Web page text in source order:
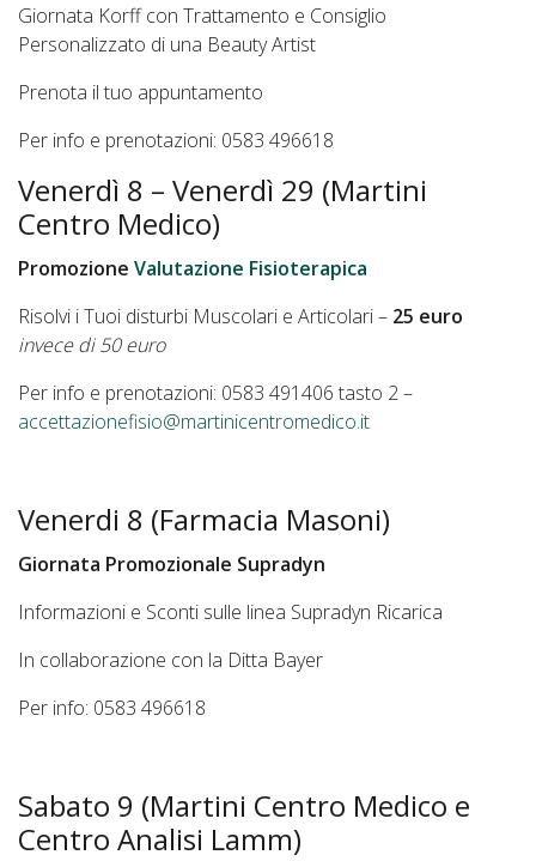
Giornata Korff con Trattamento e Consiglio
Personalizzato di una Beauty Artist
Prenota il tuo appuntamento
Per info e prenotazioni: 0583 496618
Venerdì 8 – Venerdì 29 (Martini
Centro Medico)
Promozione Valutazione Fisioterapica
Risolvi i Tuoi disturbi Muscolari e Articolari – 25 euro
invece di 50 euro
Per info e prenotazioni: 0583 491406 tasto 2 –
accettazionefisio@martinicentromedico.it
Venerdi 8 (Farmacia Masoni)
Giornata Promozionale Supradyn
Informazioni e Sconti sulle linea Supradyn Ricarica
In collaborazione con la Ditta Bayer
Per info: 0583 496618
Sabato 9 (Martini Centro Medico e
Centro Analisi Lamm)